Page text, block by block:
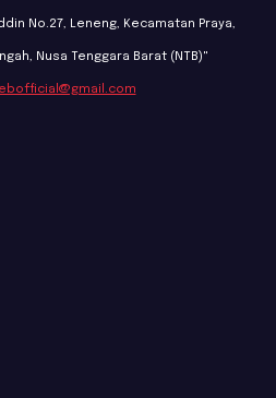
No.27, Leneng, Kecamatan Praya,
Nusa Tenggara Barat (NTB)"